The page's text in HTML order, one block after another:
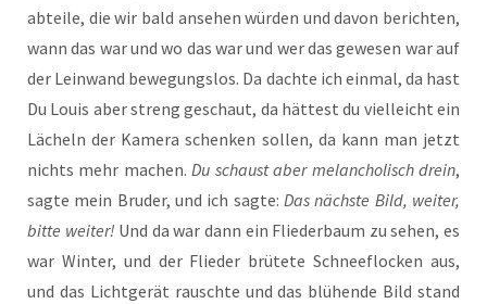
ab­tei­le, die wir bald anse­hen wür­den und davon berich­ten,
wann das war und wo das war und wer das gewe­sen war auf
der Lein­wand bewe­gungs­los. Da dach­te ich ein­mal, da hast
Du Lou­is aber streng geschaut, da hät­test du viel­leicht ein
Lächeln der Kame­ra schen­ken sol­len, da kann man jetzt
nichts mehr machen.Du schaust aber melan­cho­lisch drein,
sag­te mein Bru­der, und ich sag­te: Das nächs­te Bild, wei­ter,
bit­te wei­ter! Und da war dann ein Flie­der­baum zu sehen, es
war Win­ter, und der Flie­der brü­te­te Schnee­flo­cken aus,
und das Licht­ge­rät rausch­te und das blü­hen­de Bild stand